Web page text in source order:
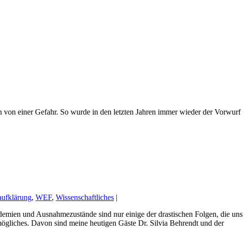
einer Gefahr. So wurde in den letzten Jahren immer wieder der Vorwurf
, WEF, Wissenschaftliches |
und Ausnahmezustände sind nur einige der drastischen Folgen, die uns
Davon sind meine heutigen Gäste Dr. Silvia Behrendt und der